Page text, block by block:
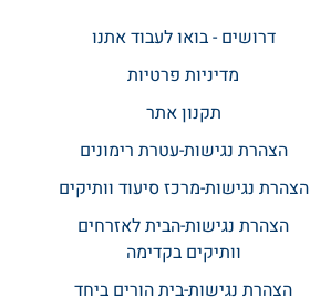
דרושים - בואו לעבוד אתנו
מדיניות פרטיות
תקנון אתר​
הצהרת נגישות-עטרת רימונים
הצהרת נגישות-מרכז סיעוד וותיקים
הצהרת נגישות-הבית לאזרחים
וותיקים בקדימה
הצהרת נגישות-בית הורים ביחד